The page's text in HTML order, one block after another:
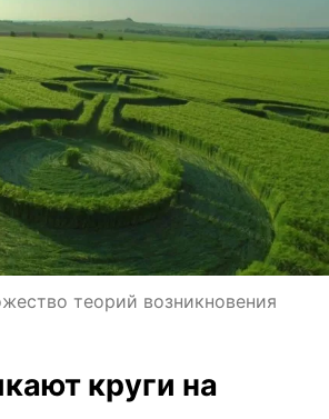
теорий возникновения
круги на